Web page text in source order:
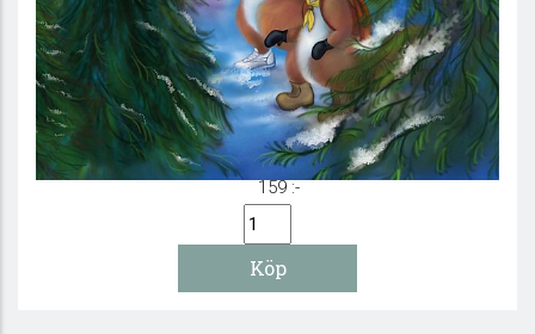
Jag fryser! En första-hjälpen-bok för barn
159 :-